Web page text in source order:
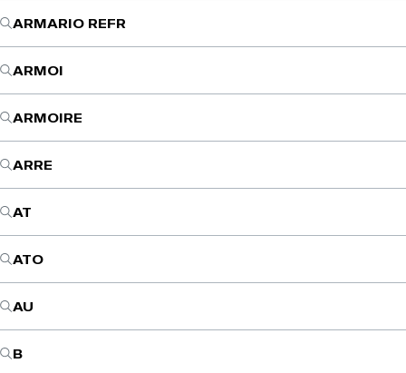
ARMARIO REFR
ARMOI
ARMOIRE
ARRE
AT
ATO
AU
B